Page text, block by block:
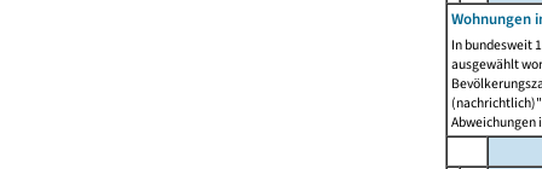
Wohnungen
In bundesweit
ausgewählt
Abweichungen